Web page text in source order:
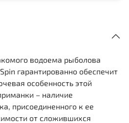
водоема рыболова
гарантированно обеспечит
особенность этой
– наличие
присоединенного к ее
от сложившихся